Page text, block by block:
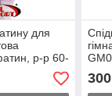
для
р-р 60-
см)
72,
300